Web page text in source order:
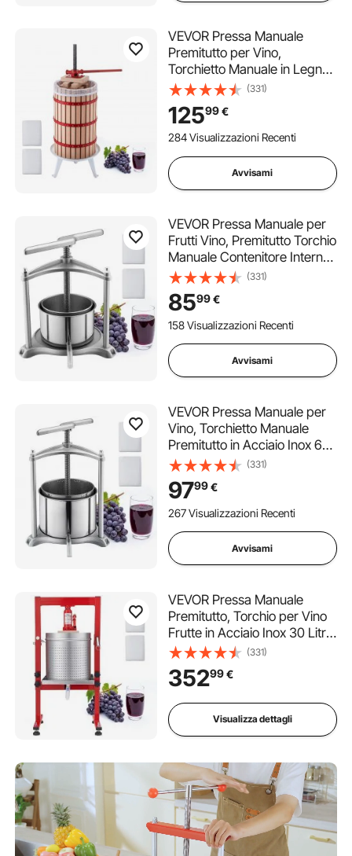
VEVOR Pressa Manuale
Premitutto per Vino,
Torchietto Manuale in Legno
30 Litri per Succhi Frutta
Mele Uva Arance Verdure,
Cestello in Legno Massello di
Faggio, Pressa con 2
(331)
12599€
284 Visualizzazioni Recenti
Avvisami
VEVOR Pressa Manuale per
Frutti Vino, Premitutto Torchio
Manuale Contenitore Interno
in Acciaio Inox 3 Litri per Mele
Uva Arance Verdure
Premitutto con 2 Sacchetti
Filtro Manico a Forma di T
(331)
8599€
158 Visualizzazioni Recenti
Avvisami
VEVOR Pressa Manuale per
Vino, Torchietto Manuale
Premitutto in Acciaio Inox 6
Litri Vino Frutta Mele Uva
Arance Verdure, Torchio per
Succhi da Tavolo 2 Sacchetti
di Filtro Manico a T da Cucina
(331)
9799€
267 Visualizzazioni Recenti
Avvisami
VEVOR Pressa Manuale
Premitutto, Torchio per Vino
Frutte in Acciaio Inox 30 Litri
Premitutto per Mele Uva
Arance Verdure con
Sacchetti Filtro Pressa
Succhi di Frutta
(331)
35299€
Visualizza dettagli